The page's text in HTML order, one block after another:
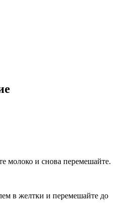
молоко и снова перемешайте.
в желтки и перемешайте до